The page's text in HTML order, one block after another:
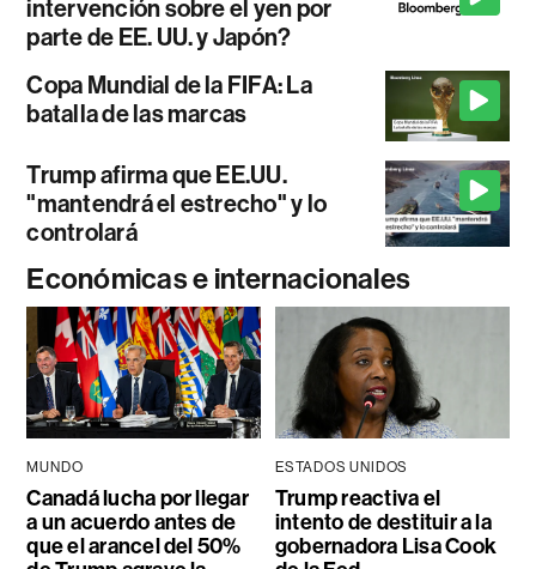
intervención sobre el yen por
parte de EE. UU. y Japón?
Copa Mundial de la FIFA: La
batalla de las marcas
Trump afirma que EE.UU.
"mantendrá el estrecho" y lo
controlará
Económicas e internacionales
MUNDO
Canadá lucha por llegar
a un acuerdo antes de
que el arancel del 50%
ESTADOS UNIDOS
Trump reactiva el
intento de destituir a la
gobernadora Lisa Cook